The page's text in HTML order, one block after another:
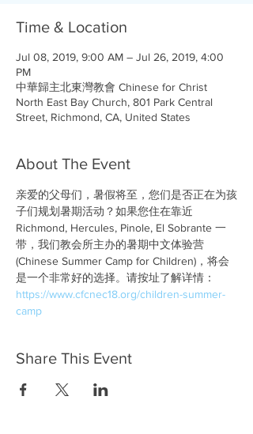
Time & Location
Jul 08, 2019, 9:00 AM – Jul 26, 2019, 4:00
PM
中華歸主北東灣教會 Chinese for Christ
North East Bay Church, 801 Park Central
Street, Richmond, CA, United States
About The Event
亲爱的父母们，暑假将至，您们是否正在为孩
子们规划暑期活动？如果您住在靠近
Richmond, Hercules, Pinole, El Sobrante 一
带，我们教会所主办的暑期中文体验营
(Chinese Summer Camp for Children)，将会
是一个非常好的选择。请按址了解详情：
https://www.cfcnec18.org/children-summer-
camp
Share This Event